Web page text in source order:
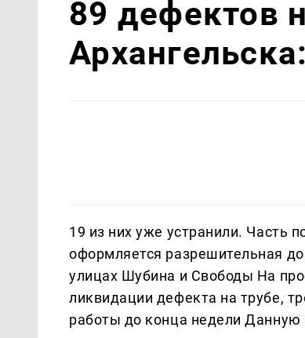
89 дефектов
19 из них уже устранили. Часть
оформляется разрешительная
улицах Шубина и Свободы На
ликвидации дефекта на трубе,
работы до конца недели